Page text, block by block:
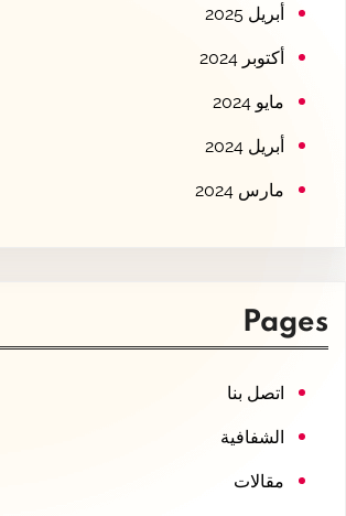
أبريل 2025
أكتوبر 2024
مايو 2024
أبريل 2024
مارس 2024
Pages
اتصل بنا
الشفافية
مقالات